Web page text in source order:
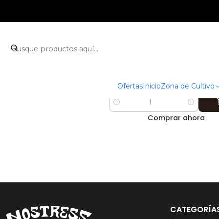
OfertasInicioZona de Cultivo
Cantidad
Comprar ahora